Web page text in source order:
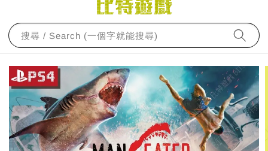
搜尋 / Search (一個字就能搜尋)